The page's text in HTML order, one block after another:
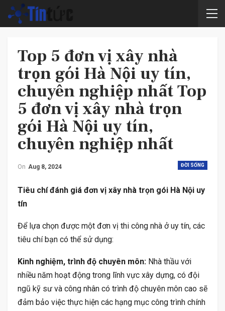
Top 5 đơn vị xây nhà
trọn gói Hà Nội uy tín,
chuyên nghiệp nhất Top
5 đơn vị xây nhà trọn
gói Hà Nội uy tín,
chuyên nghiệp nhất
ĐỜI SỐNG
On Aug 8, 2024
Tiêu chí đánh giá đơn vị xây nhà trọn gói Hà Nội uy
tín
Để lựa chọn được một đơn vị thi công nhà ở uy tín, các
tiêu chí bạn có thể sử dụng:
Kinh nghiệm, trình độ chuyên môn: Nhà thầu với
nhiều năm hoạt động trong lĩnh vực xây dựng, có đội
ngũ kỹ sư và công nhân có trình độ chuyên môn cao sẽ
đảm bảo việc thực hiện các hạng mục công trình chính